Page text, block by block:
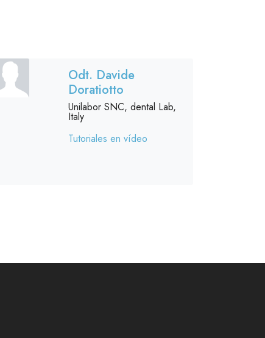
Odt. Davide
Doratiotto
Unilabor SNC, dental Lab,
Italy
Tutoriales en vídeo